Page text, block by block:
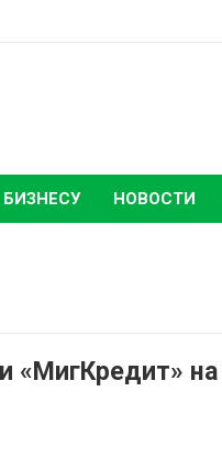
БИЗНЕСУ НОВОСТИ
«МигКредит» на